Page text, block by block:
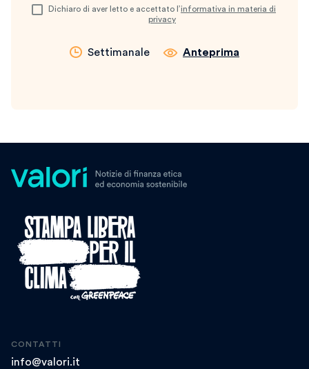
Dichiaro di aver letto e accettato l’informativa in materia di
privacy
Settimanale Anteprima
CONTATTI
info@valori.it